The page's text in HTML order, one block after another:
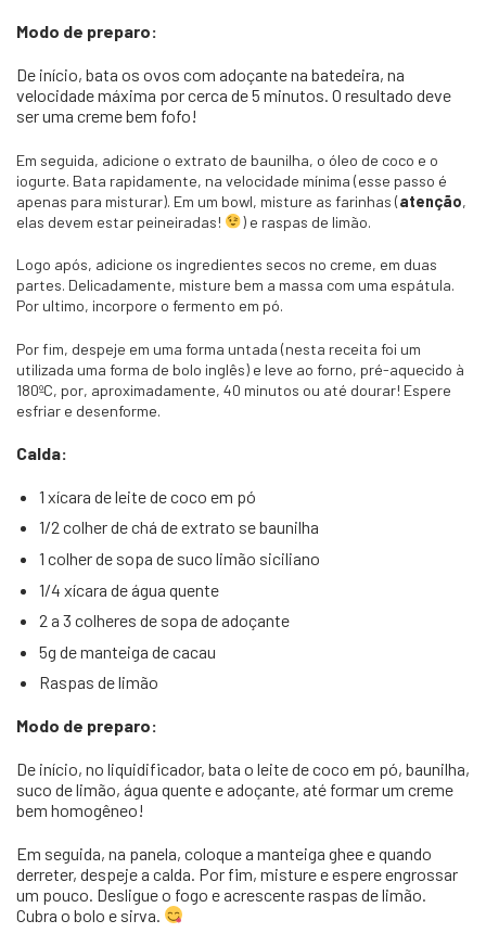
Modo de preparo:
De início, bata os ovos com adoçante na batedeira, na
velocidade máxima por cerca de 5 minutos. O resultado deve
ser uma creme bem fofo!
Em seguida, adicione o extrato de baunilha, o óleo de coco e o
iogurte. Bata rapidamente, na velocidade mínima (esse passo é
apenas para misturar). Em um bowl, misture as farinhas (atenção,
elas devem estar peineiradas!
) e raspas de limão.
Logo após, adicione os ingredientes secos no creme, em duas
partes. Delicadamente, misture bem a massa com uma espátula.
Por ultimo, incorpore o fermento em pó.
Por fim, despeje em uma forma untada (nesta receita foi um
utilizada uma forma de bolo inglês) e leve ao forno, pré-aquecido à
180ºC, por, aproximadamente, 40 minutos ou até dourar! Espere
esfriar e desenforme.
Calda:
1 xícara de leite de coco em pó
1/2 colher de chá de extrato se baunilha
1 colher de sopa de suco limão siciliano
1/4 xícara de água quente
2 a 3 colheres de sopa de adoçante
5g de manteiga de cacau
Raspas de limão
Modo de preparo:
De início, no liquidificador, bata o leite de coco em pó, baunilha,
suco de limão, água quente e adoçante, até formar um creme
bem homogêneo!
Em seguida, na panela, coloque a manteiga ghee e quando
derreter, despeje a calda. Por fim, misture e espere engrossar
um pouco. Desligue o fogo e acrescente raspas de limão.
Cubra o bolo e sirva.